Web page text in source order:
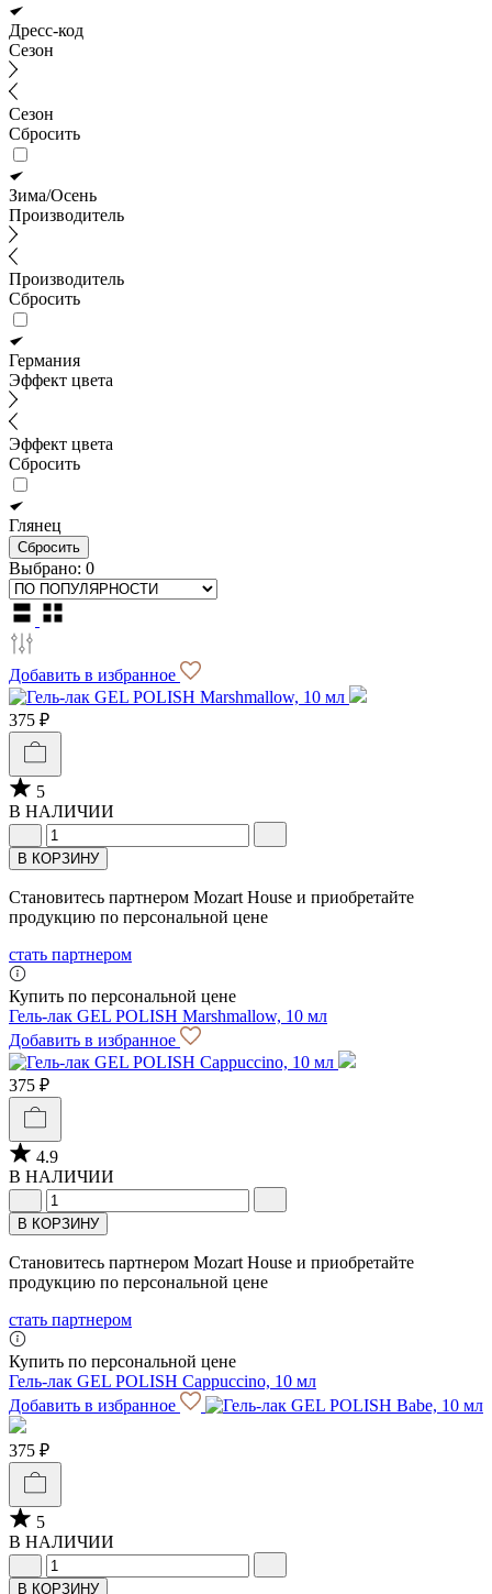
Дресс-код
Сезон
Сезон
Сбросить
Зима/Осень
Производитель
Производитель
Сбросить
Германия
Эффект цвета
Эффект цвета
Сбросить
Глянец
Сбросить
Выбрано: 0
Добавить в избранное
375 ₽
5
В НАЛИЧИИ
В КОРЗИНУ
Становитесь партнером Mozart House и приобретайте
продукцию по персональной цене
стать партнером
Купить по персональной цене
Гель-лак GEL POLISH Marshmallow, 10 мл
Добавить в избранное
375 ₽
4.9
В НАЛИЧИИ
В КОРЗИНУ
Становитесь партнером Mozart House и приобретайте
продукцию по персональной цене
стать партнером
Купить по персональной цене
Гель-лак GEL POLISH Cappuccino, 10 мл
Добавить в избранное
375 ₽
5
В НАЛИЧИИ
В КОРЗИНУ